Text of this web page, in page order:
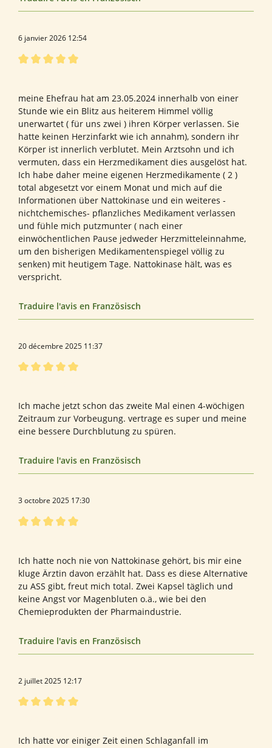
6 janvier 2026 12:54
meine Ehefrau hat am 23.05.2024 innerhalb von einer
Stunde wie ein Blitz aus heiterem Himmel völlig
unerwartet ( für uns zwei ) ihren Körper verlassen. Sie
hatte keinen Herzinfarkt wie ich annahm), sondern ihr
Körper ist innerlich verblutet. Mein Arztsohn und ich
vermuten, dass ein Herzmedikament dies ausgelöst hat.
Ich habe daher meine eigenen Herzmedikamente ( 2 )
total abgesetzt vor einem Monat und mich auf die
Informationen über Nattokinase und ein weiteres -
nichtchemisches- pflanzliches Medikament verlassen
und fühle mich putzmunter ( nach einer
einwöchentlichen Pause jedweder Herzmitteleinnahme,
um den bisherigen Medikamentenspiegel völlig zu
senken) mit heutigem Tage. Nattokinase hält, was es
verspricht.
Traduire l'avis en Französisch
20 décembre 2025 11:37
Ich mache jetzt schon das zweite Mal einen 4-wöchigen
Zeitraum zur Vorbeugung. vertrage es super und meine
eine bessere Durchblutung zu spüren.
Traduire l'avis en Französisch
3 octobre 2025 17:30
Ich hatte noch nie von Nattokinase gehört, bis mir eine
kluge Ärztin davon erzählt hat. Dass es diese Alternative
zu ASS gibt, freut mich total. Zwei Kapsel täglich und
keine Angst vor Magenbluten o.ä., wie bei den
Chemieprodukten der Pharmaindustrie.
Traduire l'avis en Französisch
2 juillet 2025 12:17
Ich hatte vor einiger Zeit einen Schlaganfall im